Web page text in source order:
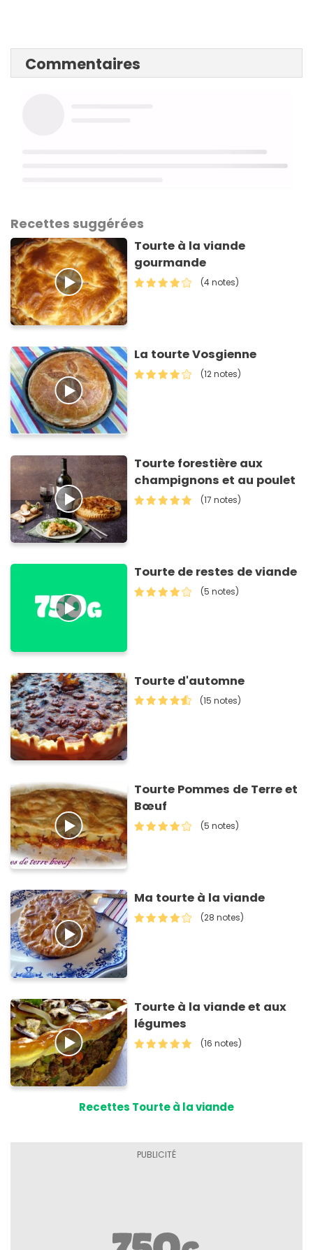
Commentaires
Recettes suggérées
Tourte à la viande
gourmande
(4 notes)
La tourte Vosgienne
(12 notes)
Tourte forestière aux
champignons et au poulet
(17 notes)
Tourte de restes de viande
(5 notes)
Tourte d'automne
(15 notes)
Tourte Pommes de Terre et
Bœuf
(5 notes)
Ma tourte à la viande
(28 notes)
Tourte à la viande et aux
légumes
(16 notes)
Recettes Tourte à la viande